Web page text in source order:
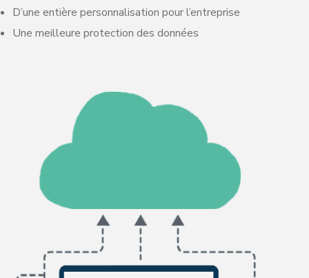
D’une entière personnalisation pour l’entreprise
Une meilleure protection des données